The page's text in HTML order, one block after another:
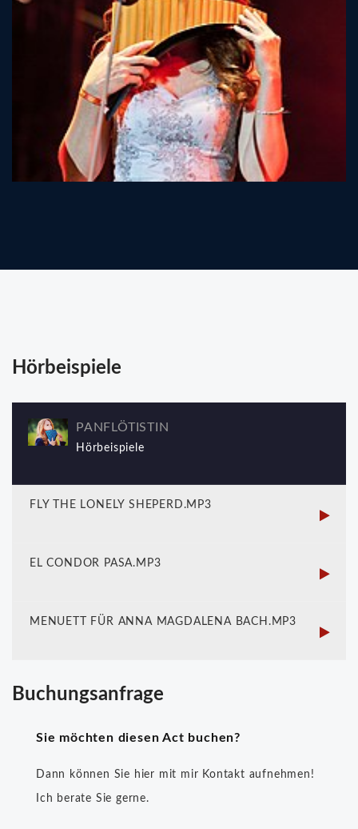
Hörbeispiele
PANFLÖTISTIN
Hörbeispiele
FLY THE LONELY SHEPERD.MP3
EL CONDOR PASA.MP3
MENUETT FÜR ANNA MAGDALENA BACH.MP3
Buchungsanfrage
Sie möchten diesen Act buchen?
Dann können Sie hier mit mir Kontakt aufnehmen!
Ich berate Sie gerne.